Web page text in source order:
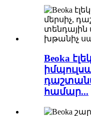
Beoka
համար...